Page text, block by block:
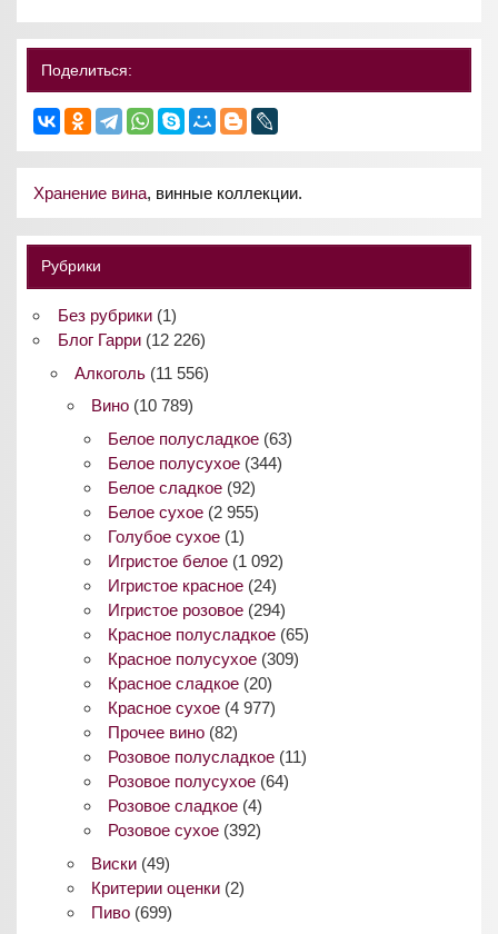
Поделиться:
Хранение вина, винные коллекции.
Рубрики
Без рубрики(1)
Блог Гарри(12 226)
Алкоголь(11 556)
Вино(10 789)
Белое полусладкое (63)
Белое полусухое (344)
Белое сладкое (92)
Белое сухое (2 955)
Голубое сухое (1)
Игристое белое (1 092)
Игристое красное (24)
Игристое розовое (294)
Красное полусладкое (65)
Красное полусухое (309)
Красное сладкое (20)
Красное сухое (4 977)
Прочее вино (82)
Розовое полусладкое (11)
Розовое полусухое (64)
Розовое сладкое (4)
Розовое сухое (392)
Виски(49)
Критерии оценки(2)
Пиво(699)